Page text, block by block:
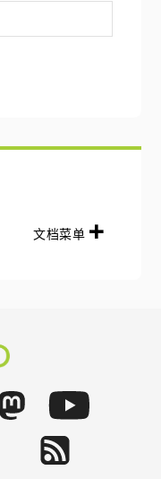
文档菜单